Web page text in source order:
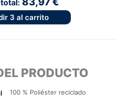
3 al carrito
PRODUCTO
100 % Poliéster reciclado